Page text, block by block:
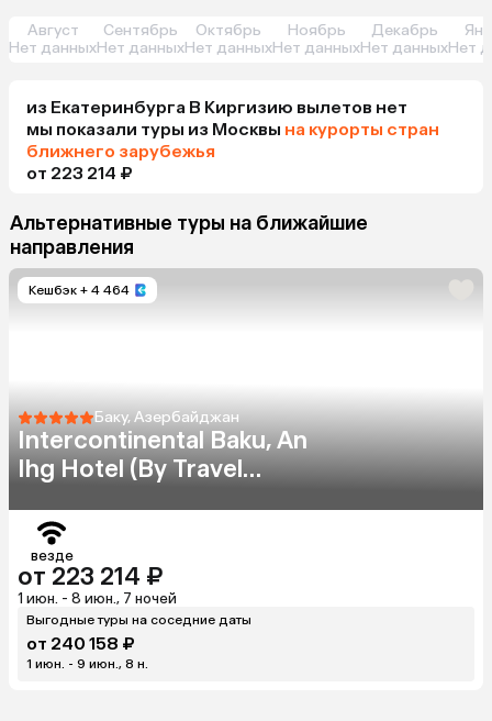
Август
Нет данных
Сентябрь
Нет данных
Октябрь
Нет данных
Ноябрь
Нет данных
Декабрь
Нет данныхНет
из Екатеринбурга В Киргизию вылетов нет
мы показали туры из Москвы на курорты стран
ближнего зарубежья
от 223 214 ₽
Альтернативные туры на ближайшие
направления
Кешбэк + 4 464
Баку, Азербайджан
Intercontinental Baku, An
Ihg Hotel (By Travel
везде
от 223 214 ₽
1 июн. - 8 июн., 7 ночей
Выгодные туры на соседние даты
от 240 158 ₽
1 июн. - 9 июн., 8 н.